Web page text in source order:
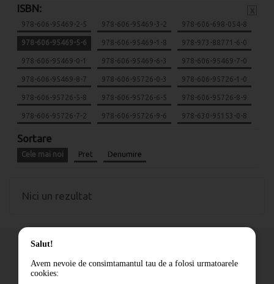
ISBN:
978-606-95469-2-5 978-606-95469-3-2 978-606-698-054-8
978-606-95469-5-6 978-606-95469-1-8 978-973-88771-6-0
978-606-95469-0-1 978-606-95469-6-3 978-606-95469-7-0
978-606-95469-8-7 978-606-95726-0-3 978-606-95726-1-0
978-606-95726-5-8 978-606-95726-6-5 978-606-95726-8-9
978-606-95726-7-2 978-606-95726-9-6 978-630-95153-0-8
Sortare
Cele mai noi Pret Denumire
Nici un rezultat
Cum comand
Salut!
Avem nevoie de consimtamantul tau de a folosi urmatoarele
cookies: